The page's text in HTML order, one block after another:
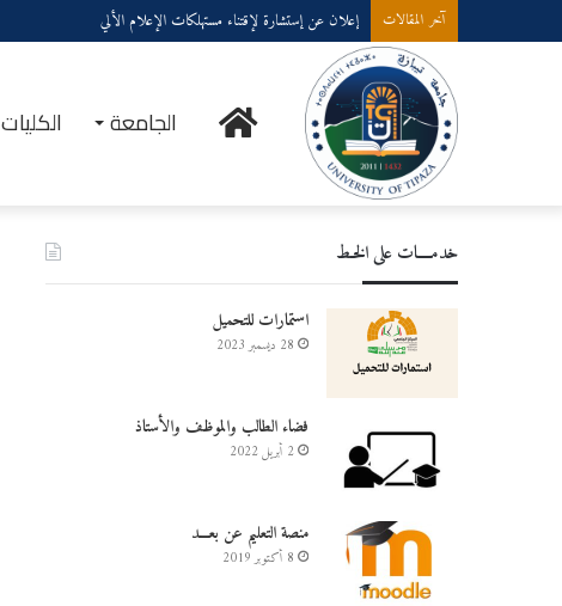
آخر المقالات إعلان عن إستشارة لإقتناء عتاد ولوازم الإعلام الألي
الرئيسيةالجامعة الكليات
خدمــــات على الخـط
استمارات للتحميل
28 ديسمبر 2023
فضاء الطالب والموظف والأستاذ
2 أبريل 2022
منصة التعليم عن بعـــد
8 أكتوبر 2019